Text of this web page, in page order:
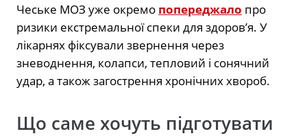
Чеське МОЗ уже окремо попереджало про
ризики екстремальної спеки для здоров’я. У
лікарнях фіксували звернення через
зневоднення, колапси, тепловий і сонячний
удар, а також загострення хронічних хвороб.
Що саме хочуть підготувати